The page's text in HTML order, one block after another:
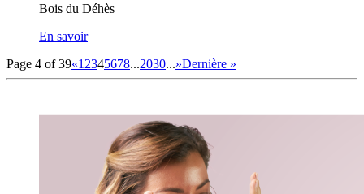
Bois du Déhès
En savoir
Page 4 of 39«1 2345678...2030...»Dernière »